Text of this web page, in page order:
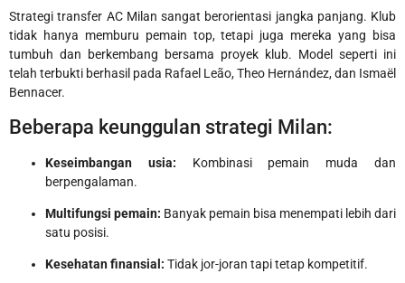
Strategi transfer AC Milan sangat berorientasi jangka panjang. Klub
tidak hanya memburu pemain top, tetapi juga mereka yang bisa
tumbuh dan berkembang bersama proyek klub. Model seperti ini
telah terbukti berhasil pada Rafael Leão, Theo Hernández, dan Ismaël
Bennacer.
Beberapa keunggulan strategi Milan:
Keseimbangan usia: Kombinasi pemain muda dan
berpengalaman.
Multifungsi pemain: Banyak pemain bisa menempati lebih dari
satu posisi.
Kesehatan finansial: Tidak jor-joran tapi tetap kompetitif.